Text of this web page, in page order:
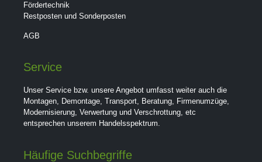
Fördertechnik
Restposten und Sonderposten
AGB
Service
Unser Service bzw. unsere Angebot umfasst weiter auch die
Montagen, Demontage, Transport, Beratung, Firmenumzüge,
Modernisierung, Verwertung und Verschrottung, etc
entsprechen unserem Handelsspektrum.
Häufige Suchbegriffe